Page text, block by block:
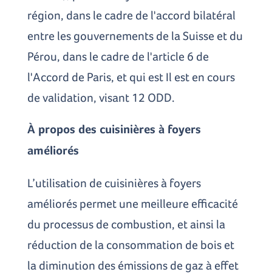
région, dans le cadre de l'accord bilatéral
entre les gouvernements de la Suisse et du
Pérou, dans le cadre de l'article 6 de
l'Accord de Paris, et qui est Il est en cours
de validation, visant 12 ODD.
À propos des cuisinières à foyers
améliorés
L’utilisation de cuisinières à foyers
améliorés permet une meilleure efficacité
du processus de combustion, et ainsi la
réduction de la consommation de bois et
la diminution des émissions de gaz à effet